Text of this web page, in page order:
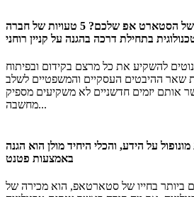
איך מגנים על החדשנות של הסטארט אפ שלכם? 5 טעויות של חברה
בתחילת דרכה בהגנה על קניין רוחני
להשקיע את כל מרצם בקידום ובפיתוח
שאר ההיבטים העסקיים והמשפטיים לשלב
אותם יזמים חדשניים לא משקיעים מספיק
מחשבה...
מונופול על הידע, והכלי היחיד מולן הוא הגנה
באמצעות פטנט
ביותר בחייו של סטארטאפ, הוא מכירה של